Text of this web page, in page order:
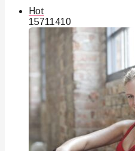
Hot
15711410